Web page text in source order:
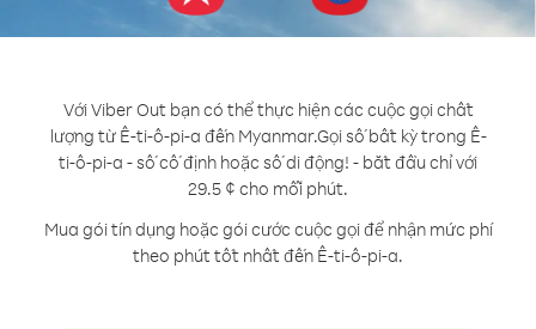
Với Viber Out bạn có thể thực hiện các cuộc gọi chất
lượng từ Ê-ti-ô-pi-a đến Myanmar.Gọi số bất kỳ trong Ê-
ti-ô-pi-a - số cố định hoặc số di động! - bắt đầu chỉ với
29.5 ¢ cho mỗi phút.
Mua gói tín dụng hoặc gói cước cuộc gọi để nhận mức phí
theo phút tốt nhất đến Ê-ti-ô-pi-a.